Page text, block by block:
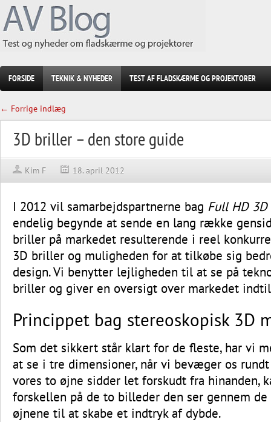
FORSIDE TEKNIK & NYHEDER TEST AF FLADSKÆRME OG PROJEKTORER
← Forrige indlæg
3D briller – den store guide
Kim F 18. april 2012
I 2012 vil samarbejdspartnerne bag Full HD 3D
endelig begynde at sende en lang række
briller på markedet resulterende i reel
3D briller og muligheden for at tilkøbe sig
design. Vi benytter lejligheden til at se på
briller og giver en oversigt over markedet
Princippet bag stereoskopisk 3D
Som det sikkert står klart for de fleste, har vi
at se i tre dimensioner, når vi bevæger os
vores to øjne sidder let forskudt fra hinanden,
forskellen på de to billeder den ser gennem
øjnene til at skabe et indtryk af dybde.